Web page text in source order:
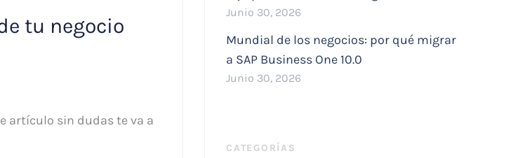
tu negocio
artículo sin dudas te va a
Junio 30, 2026
Mundial de los negocios: por qué migrar
a SAP Business One 10.0
Junio 30, 2026
CATEGORÍAS